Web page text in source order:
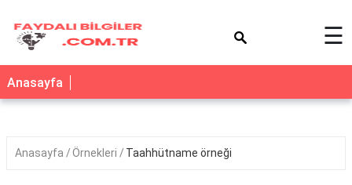
☰
Anasayfa
Anasayfa Örnekleri Taahhütname örneği